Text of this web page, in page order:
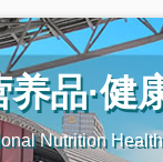
品·健
Nutrition